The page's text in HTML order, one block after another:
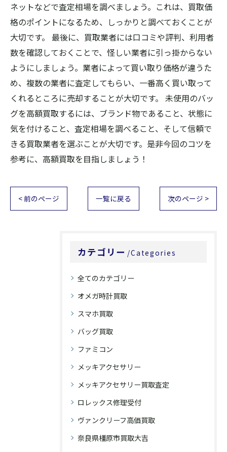
ネットなどで査定相場を調べましょう。これは、買取価
格のポイントになるため、しっかりと調べておくことが
大切です。 最後に、買取業者には口コミや評判、利用者
数を確認しておくことで、怪しい業者に引っ掛からない
ようにしましょう。業者によって買い取り価格が違うた
め、複数の業者に査定してもらい、一番高く買い取って
くれるところに売却することが大切です。 未使用のバッ
グを高額買取するには、ブランド物であること、状態に
気を付けること、査定相場を調べること、そして信頼で
きる買取業者を選ぶことが大切です。是非今回のコツを
参考に、高額買取を目指しましょう！
< 前のページ 一覧に戻る 次のページ >
カテゴリー Categories
全てのカテゴリー
オメガ時計買取
スマホ買取
バッグ買取
ファミコン
メッキアクセサリー
メッキアクセサリー買取査定
ロレックス修理受付
ヴァンクリーフ高価買取
奈良県橿原市買取大吉